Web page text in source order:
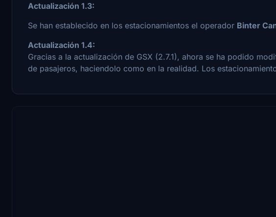
Actualización 1.3:
Se han establecido en los estacionamientos el operador Binter
Actualización 1.4:
Gracias a la actualización de GSX (2.7.1), ahora se ha podido
de pasajeros, haciendolo como en la realidad. Los